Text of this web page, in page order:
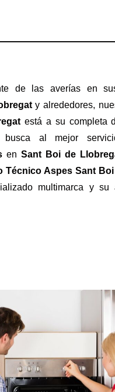
de las averías en
y alrededores,
está a su completa
al mejor
en Sant Boi de
Técnico Aspes Sant
multimarca y su